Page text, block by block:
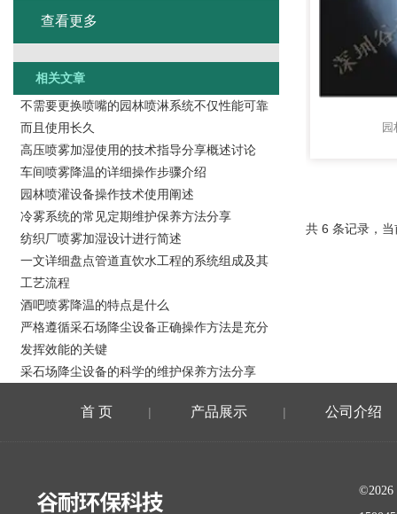
园
共 6 条记录，
查看更多
相关文章
不需要更换喷嘴的园林喷淋系统不仅性能可靠
而且使用长久
高压喷雾加湿使用的技术指导分享概述讨论
车间喷雾降温的详细操作步骤介绍
园林喷灌设备操作技术使用阐述
冷雾系统的常见定期维护保养方法分享
纺织厂喷雾加湿设计进行简述
一文详细盘点管道直饮水工程的系统组成及其
工艺流程
酒吧喷雾降温的特点是什么
严格遵循采石场降尘设备正确操作方法是充分
发挥效能的关键
采石场降尘设备的科学的维护保养方法分享
首 页 | 产品展示 | 公司介绍
©2026